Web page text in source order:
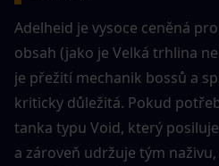
Adelheid je vysoce ceněná
obsah (jako je Velká trhlina
je přežití mechanik bossů a
kriticky důležitá. Pokud
tanka typu Void, který
a zároveň udržuje tým